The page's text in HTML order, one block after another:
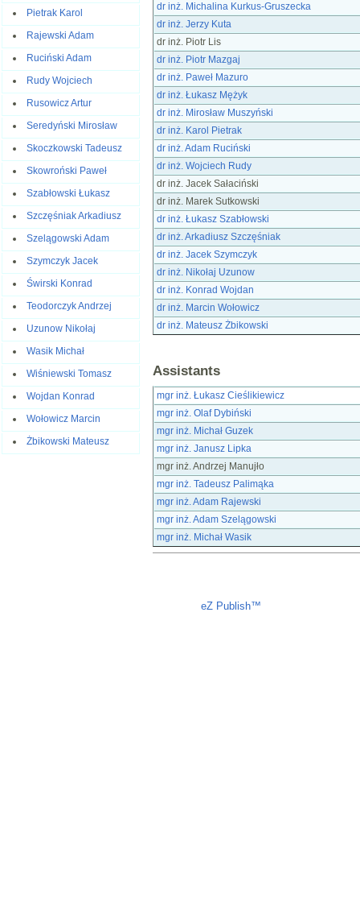
Pietrak Karol
Rajewski Adam
Ruciński Adam
Rudy Wojciech
Rusowicz Artur
Seredyński Mirosław
Skoczkowski Tadeusz
Skowroński Paweł
Szabłowski Łukasz
Szczęśniak Arkadiusz
Szelągowski Adam
Szymczyk Jacek
Świrski Konrad
Teodorczyk Andrzej
Uzunow Nikołaj
Wasik Michał
Wiśniewski Tomasz
Wojdan Konrad
Wołowicz Marcin
Żbikowski Mateusz
dr inż. Michalina Kurkus-Gruszecka
dr inż. Jerzy Kuta
dr inż. Piotr Lis
dr inż. Piotr Mazgaj
dr inż. Paweł Mazuro
dr inż. Łukasz Mężyk
dr inż. Mirosław Muszyński
dr inż. Karol Pietrak
dr inż. Adam Ruciński
dr inż. Wojciech Rudy
dr inż. Jacek Sałaciński
dr inż. Marek Sutkowski
dr inż. Łukasz Szabłowski
dr inż. Arkadiusz Szczęśniak
dr inż. Jacek Szymczyk
dr inż. Nikołaj Uzunow
dr inż. Konrad Wojdan
dr inż. Marcin Wołowicz
dr inż. Mateusz Żbikowski
Assistants
mgr inż. Łukasz Cieślikiewicz
mgr inż. Olaf Dybiński
mgr inż. Michał Guzek
mgr inż. Janusz Lipka
mgr inż. Andrzej Manujło
mgr inż. Tadeusz Palimąka
mgr inż. Adam Rajewski
mgr inż. Adam Szelągowski
mgr inż. Michał Wasik
eZ Publish™